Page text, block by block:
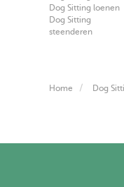
Dog Sitting loenen
Dog Sitting
steenderen
Home Dog